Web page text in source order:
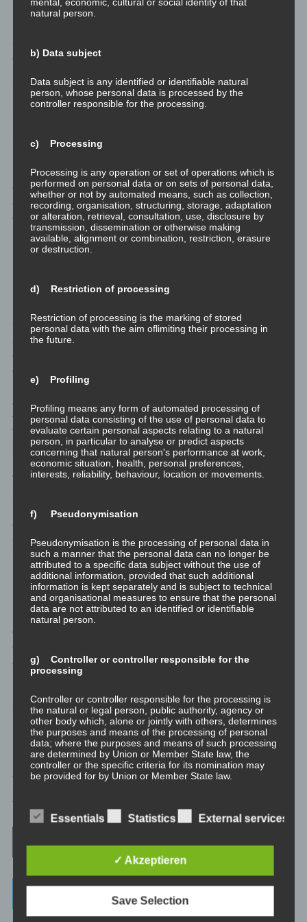
abgebildet. Nur 7% der übermittelten Information ist das
gesprochene Wort. Die verbleibenden 3% sind unbewusste
noch mal erwähnt um auf die Wichtigkeit dieses Punktes
hinzuweisen.
Sozialisierung, 14 bis 20 Jahre
Inzwischen ist aus dem Kind ein Jugendlicher geworden, und
dieser Jugendliche hat begonnen sich von den Eltern und
anderen kindlichen Vorbildern abzunabeln, und schafft sich sein
eigenes Umfeld und einen eigenen Freundeskreis.
In dieser sozialen Interaktion bilden sich dann die sozialen
trennen, wenn die Kinder erst mal 14 Jhre alt sind. Dann gehen
sie ja eh ihre eigenen Wege, und es kommt darauf an, sie bis
dahin gut erzogen zu haben, damit sie ihren eigenen Weg so
gehen, dass die Eltern stolz und zufrieden sein können.
Jaaaaaaa, genau so ist es auch. Wenn auch mit dem Wissen
von oben mit sehr viel tieferer Bedeutung als es die
VERANTWORTUNGSLOSEN und UNREFLEKTIERTEN Eltern
bereit sind sich einzugestehen.
Verantwortungslos? Unreflektiert? Bin ich denn schon bei
Eigenverantwortung. Vor allem wenn ihr Kinder habt. Wenn ihr
euer Leben verkorksen wollt, weil ihr zu feige seid, zu euch
selbst ehrlich zu sein, dann macht das. Nur, wenn ihr Kinder
habt, macht ihr aus eurem Fucked-Up-Leben auch ein Fucked-
Up-Leben für eure Kinder.
Eure Kinder werden dann ein Leben lang versuchen ihre eigene
Linie im Leben zu finden. So wie ihr gerade, wenn ihr hier in
diesem Blog gelandet seid. Und ihr seid unter den Glücklichen,
denn irgendwer hat euch mitgegeben, dass es irgendwann doch
an der Zeit ist aufzuräumen.
handzuhaben, und helfen genauso.
PSYCHOLOGIE
natural person.
b) Data subject
Data subject is any identified or identifiable natural
person, whose personal data is processed by the
controller responsible for the processing.
c) Processing
Processing is any operation or set of operations which is
performed on personal data or on sets of personal data,
whether or not by automated means, such as collection,
recording, organisation, structuring, storage, adaptation
or alteration, retrieval, consultation, use, disclosure by
transmission, dissemination or otherwise making
available, alignment or combination, restriction, erasure
or destruction.
d) Restriction of processing
Restriction of processing is the marking of stored
personal data with the aim oflimiting their processing in
the future.
e) Profiling
Profiling means any form of automated processing of
personal data consisting of the use of personal data to
evaluate certain personal aspects relating to a natural
person, in particular to analyse or predict aspects
concerning that natural person's performance at work,
economic situation, health, personal preferences,
interests, reliability, behaviour, location or movements.
f) Pseudonymisation
Pseudonymisation is the processing of personal data in
such a manner that the personal data can no longer be
attributed to a specific data subject without the use of
additional information, provided that such additional
information is kept separately and is subject to technical
and organisational measures to ensure that the personal
data are not attributed to an identified or identifiable
natural person.
g) Controller or controller responsible for the
processing
Controller or controller responsible for the processing is
the natural or legal person, public authority, agency or
other body which, alone or jointly with others, determines
the purposes and means of the processing of personal
data; where the purposes and means of such processing
are determined by Union or Member State law, the
controller or the specific criteria for its nomination may
be provided for by Union or Member State law.
h) Processor
Processor is a natural or legal person, public authority,
agency or other body which processes personal data on
behalf of the controller.
Essentials Statistics External services
✓ Akzeptieren
Save Selection